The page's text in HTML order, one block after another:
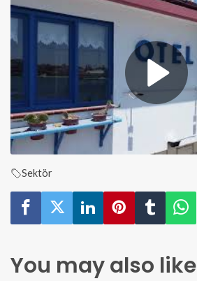
Sektör
You may also like